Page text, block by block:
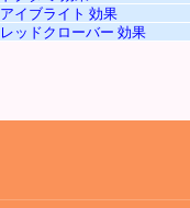
アイブライト 効果
レッドクローバー 効果